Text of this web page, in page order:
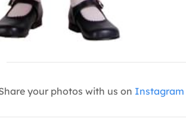
your photos with us on Instagram